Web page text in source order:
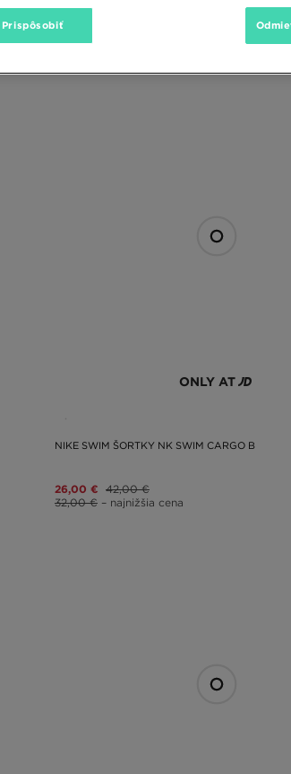
ONLY AT
NIKE SWIM ŠORTKY NK SWIM CARGO B
26,00 € 42,00 €
32,00 € – najnižšia cena
Prispôsobiť